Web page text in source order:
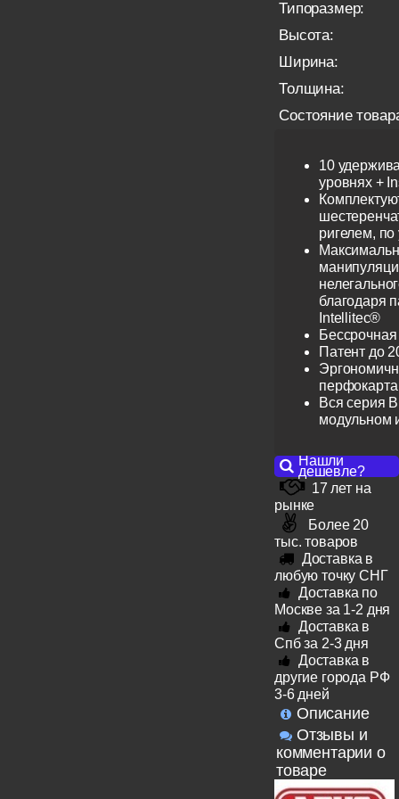
Типоразмер:
Высота:
Ширина:
Толщина:
Состояние
10
уровнях +
ригелем,
благодаря
Intellitec®
Патент до
перфокарта
Вся серия
модульном
Нашли
дешевле?
17 лет на
рынке
Более 20
тыс. товаров
Доставка в
любую точку СНГ
Доставка по
Москве за 1-2 дня
Доставка в
Спб за 2-3 дня
Доставка в
другие города РФ
3-6 дней
Описание
Отзывы и
комментарии о
товаре